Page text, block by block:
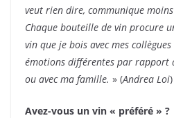
veut rien dire, communique
Chaque bouteille de vin procure
vin que je bois avec mes
émotions différentes par rapport
ou avec ma famille. » (Andrea Loi)
Avez-vous un vin « préféré » ?